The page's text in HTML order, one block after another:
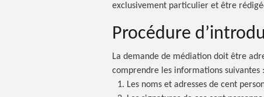
exclusivement particulier et être
Procédure
La demande de médiation doit être
comprendre les informations suivantes :
Les noms et adresses de cent